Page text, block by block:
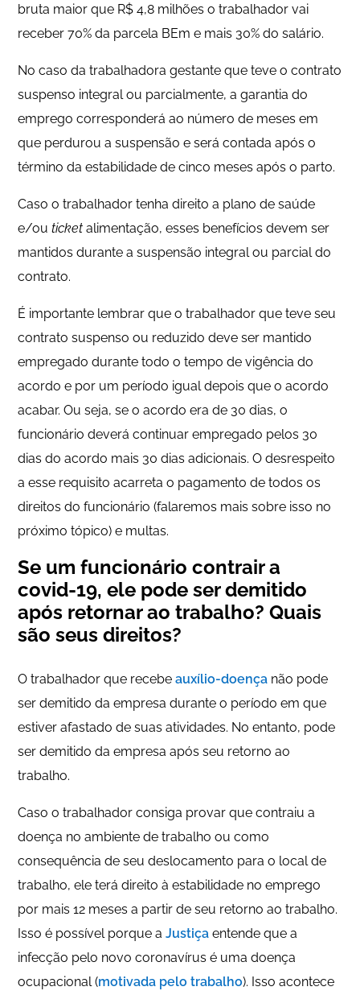
bruta maior que R$ 4,8 milhões o trabalhador vai
receber 70% da parcela BEm e mais 30% do salário.
No caso da trabalhadora gestante que teve o contrato
suspenso integral ou parcialmente, a garantia do
emprego corresponderá ao número de meses em
que perdurou a suspensão e será contada após o
término da estabilidade de cinco meses após o parto.
Caso o trabalhador tenha direito a plano de saúde
e/outicketalimentação, esses benefícios devem ser
mantidos durante a suspensão integral ou parcial do
contrato.
É importante lembrar que o trabalhador que teve seu
contrato suspenso ou reduzido deve ser mantido
empregado durante todo o tempo de vigência do
acordo e por um período igual depois que o acordo
acabar. Ou seja, se o acordo era de 30 dias, o
funcionário deverá continuar empregado pelos 30
dias do acordo mais 30 dias adicionais. O desrespeito
a esse requisito acarreta o pagamento de todos os
direitos do funcionário (falaremos mais sobre isso no
próximo tópico) e multas.
Se um funcionário contrair a
covid-19, ele pode ser demitido
após retornar ao trabalho? Quais
são seus direitos?
O trabalhador que recebe auxílio-doença não pode
ser demitido da empresa durante o período em que
estiver afastado de suas atividades. No entanto, pode
ser demitido da empresa após seu retorno ao
trabalho.
Caso o trabalhador consiga provar que contraiu a
doença no ambiente de trabalho ou como
consequência de seu deslocamento para o local de
trabalho, ele terá direito à estabilidade no emprego
por mais 12 meses a partir de seu retorno ao trabalho.
Isso é possível porque a Justiça entende que a
infecção pelo novo coronavírus é uma doença
ocupacional (motivada pelo trabalho). Isso acontece